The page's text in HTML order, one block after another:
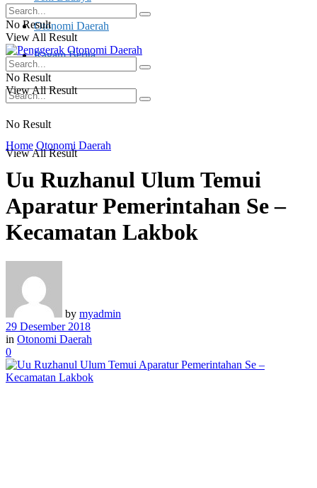
Otonomi Daerah
Ragam Berita
No Result
View All Result
No Result
View All Result
No Result
View All Result
Home Otonomi Daerah
Uu Ruzhanul Ulum Temui
Aparatur Pemerintahan Se –
Kecamatan Lakbok
by myadmin
29 Desember 2018
in Otonomi Daerah
0